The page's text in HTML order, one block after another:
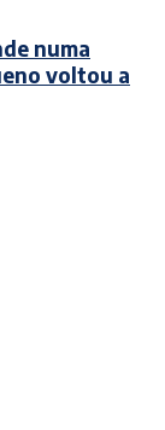
numa
voltou a